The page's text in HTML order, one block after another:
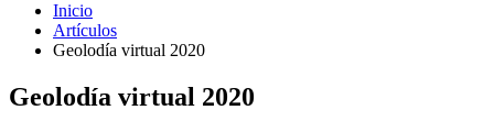
Inicio
Artículos
Geolodía virtual 2020
Geolodía virtual 2020